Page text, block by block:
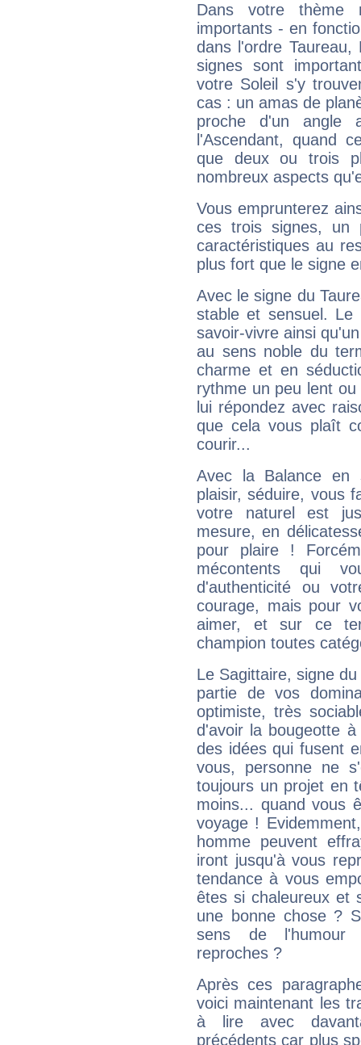
Dans votre thème
importants - en
dans l'ordre Taureau,
signes sont
votre Soleil s'y
cas : un amas de
proche d'un
l'Ascendant, quand
que deux ou trois
nombreux aspects
Vous emprunterez
ces trois signes, un
caractéristiques au
plus fort que le signe
Avec le signe du
stable et sensuel.
savoir-vivre ainsi
au sens noble du
charme et en
rythme un peu lent
lui répondez avec
que cela vous plaît
courir...
Avec la Balance en
plaisir, séduire, vous
votre naturel est
mesure, en
pour plaire !
mécontents qui
d'authenticité ou
courage, mais pour
aimer, et sur ce
champion toutes
Le Sagittaire, signe
partie de vos
optimiste, très
d'avoir la bougeotte
des idées qui fusent
vous, personne ne
toujours un projet en
moins... quand vous
voyage !
homme peuvent
iront jusqu'à vous
tendance à vous
êtes si chaleureux et
une bonne chose ?
sens de l'humour
reproches ?
Après ces
voici maintenant les
à lire avec
précédents car plus